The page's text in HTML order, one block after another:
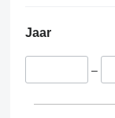
Jaar
–